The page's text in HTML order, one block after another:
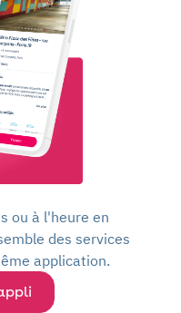
ou à l'heure en
des services
application.